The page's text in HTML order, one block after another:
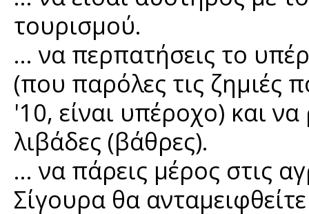
τουρισμού.
… να περπατήσεις το
(που παρόλες τις ζημιές
'10, είναι υπέροχο) και να
λιβάδες (βάθρες).
… να πάρεις μέρος στις
Σίγουρα θα